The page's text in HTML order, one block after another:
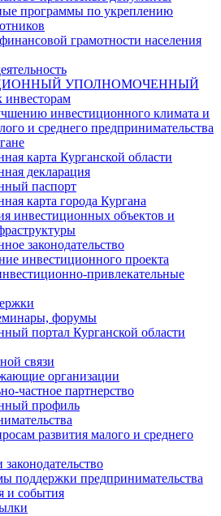
программы по укреплению
грамотности населения
УПОЛНОМОЧЕННЫЙ
инвестиционного климата и
и среднего предпринимательства
карта Курганской области
декларация
паспорт
карта города Кургана
инвестиционных объектов и
законодательство
инвестиционного проекта
привлекательные
форумы
портал Курганской области
связи
организации
частное партнерство
профиль
развития малого и среднего
поддержки предпринимательства
и события